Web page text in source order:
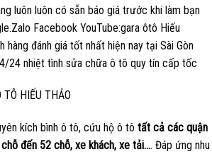
luôn luôn có sẵn báo giá trước khi làm bạn
Facebook YouTube:gara ôtô Hiếu
hàng đánh giá tốt nhất hiện nay tại Sài Gòn
24 nhiệt tình sửa chữa ô tô quy tín cấp tốc
HIẾU THẢO
kích bình ô tô, cứu hộ ô tô tất cả các quận
đến 52 chỗ, xe khách, xe tải…. Đáp ứng nhu